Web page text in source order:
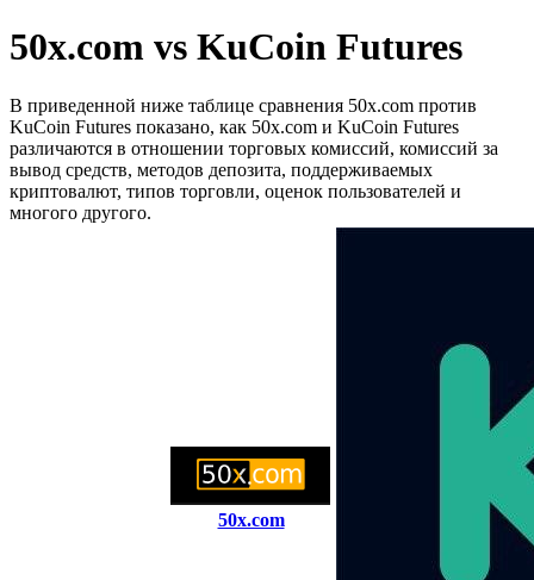
50x.com vs KuCoin Futures
В приведенной ниже таблице сравнения 50x.com против
KuCoin Futures показано, как 50x.com и KuCoin Futures
различаются в отношении торговых комиссий, комиссий за
вывод средств, методов депозита, поддерживаемых
криптовалют, типов торговли, оценок пользователей и
многого другого.
50x.com